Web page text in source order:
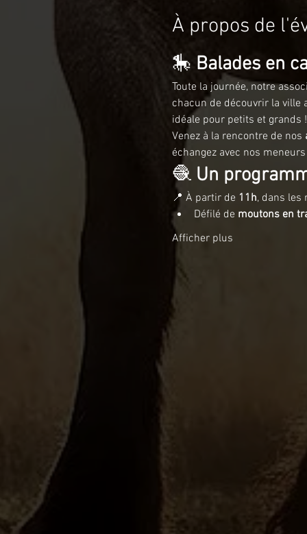
À propos de
🎠 Balades en
Toute la journée, notre
chacun de découvrir la
idéale pour petits et grands !
Venez à la rencontre de nos
échangez avec nos
🧶 Un
📍 À partir de 11h, dans les
Défilé de moutons en
Afficher plus